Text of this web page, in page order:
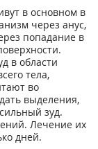
в основном в
через анус,
попадание в
в области
тела,
во
выделения,
зуд.
Лечение их
дней.